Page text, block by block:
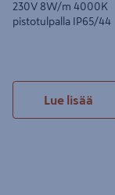
230V 8W/m 4000K
pistotulpalla IP65/44
Lue lisää